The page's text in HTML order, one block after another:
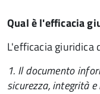
Qual è l'efficacia
L'efficacia
1. Il documento
sicurezza, integrità